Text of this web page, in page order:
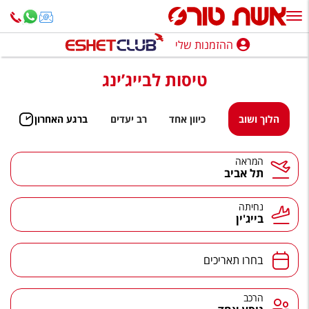
ההזמנות שלי
חופשה לפי סגנון
מלונות באילת
טיולים מאורגנים
סגנונות טיול
חבילות נופש
הרגע האחרון
חבילות בריאות וספא
ההזמנות שלי
טיסות לבייג’ינג
הלוך ושוב כיוון אחד רב יעדים ברגע האחרון
המראה
תל אביב
נחיתה
בייג'ין
בחרו תאריכים
הרכב